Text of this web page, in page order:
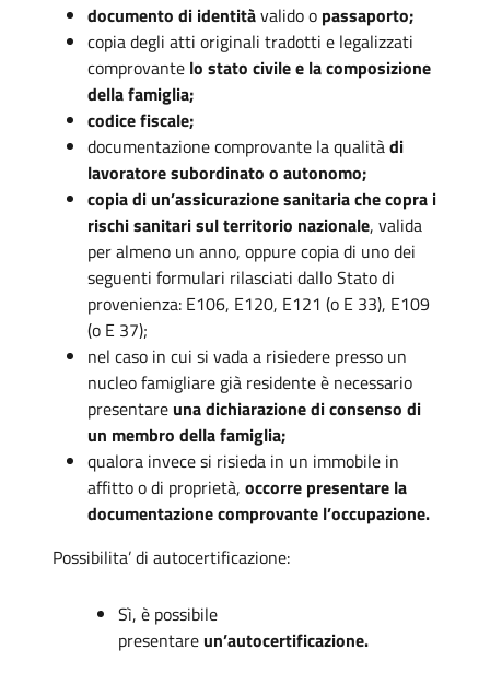
documento di identitàvalido o passaporto;
copia degli atti originali tradotti e legalizzati
comprovante lo stato civile e la composizione
della famiglia;
codice fiscale;
documentazione comprovante la qualitàdi
lavoratore subordinato o autonomo;
copia di un’assicurazione sanitaria che copra i
rischi sanitari sul territorio nazionale, valida
per almeno un anno, oppure copia di uno dei
seguenti formulari rilasciati dallo Stato di
provenienza: E106, E120, E121 (o E 33), E109
(o E 37);
nel caso in cui si vada a risiedere presso un
nucleo famigliare già residente è necessario
presentare una dichiarazione di consenso di
un membro della famiglia;
qualora invece si risieda in un immobile in
affitto o di proprietà, occorre presentare la
documentazione comprovante l’occupazione.
Possibilita’ di autocertificazione:
Sì, è possibile
presentare un’autocertificazione.